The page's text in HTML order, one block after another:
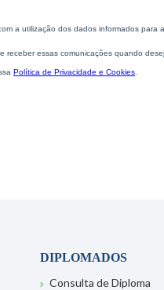
DIPLOMADOS
Consulta de Diploma